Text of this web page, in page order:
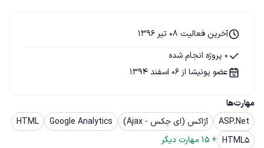
مهارت‌ها
ASP.Net
آژاکس (ای جکس - Ajax) Google Analytics
HTML
HTML5
+
15 مهارت دیگر
آخرین فعالیت 08 تیر 1396
0 پروژه انجام شده
عضو پونیشا از 06 اسفند 1394